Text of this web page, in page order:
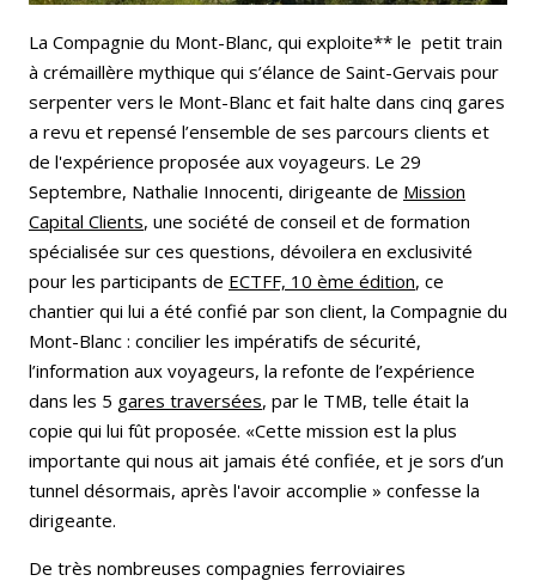
La Compagnie du Mont-Blanc, qui exploite** le petit train
à crémaillère mythique qui s’élance de Saint-Gervais pour
serpenter vers le Mont-Blanc et fait halte dans cinq gares
a revu et repensé l’ensemble de ses parcours clients et
de l'expérience proposée aux voyageurs. Le 29
Septembre, Nathalie Innocenti, dirigeante de Mission
Capital Clients, une société de conseil et de formation
spécialisée sur ces questions, dévoilera en exclusivité
pour les participants de ECTFF, 10 ème édition, ce
chantier qui lui a été confié par son client, la Compagnie du
Mont-Blanc : concilier les impératifs de sécurité,
l’information aux voyageurs, la refonte de l’expérience
dans les 5 gares traversées, par le TMB, telle était la
copie qui lui fût proposée. «Cette mission est la plus
importante qui nous ait jamais été confiée, et je sors d’un
tunnel désormais, après l'avoir accomplie » confesse la
dirigeante.
De très nombreuses compagnies ferroviaires